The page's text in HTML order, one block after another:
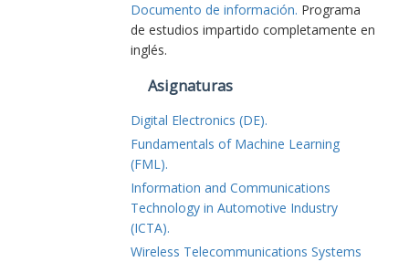
Documento de información. Programa
de estudios impartido completamente en
inglés.
Asignaturas
Digital Electronics (DE).
Fundamentals of Machine Learning
(FML).
Information and Communications
Technology in Automotive Industry
(ICTA).
Wireless Telecommunications Systems